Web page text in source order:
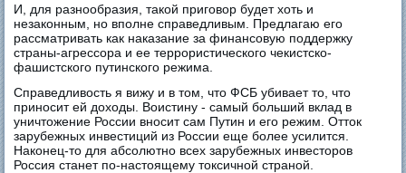
И, для разнообразия, такой приговор будет хоть и
незаконным, но вполне справедливым. Предлагаю его
рассматривать как наказание за финансовую поддержку
страны-агрессора и ее террористического чекистско-
фашистского путинского режима.
Справедливость я вижу и в том, что ФСБ убивает то, что
приносит ей доходы. Воистину - самый больший вклад в
уничтожение России вносит сам Путин и его режим. Отток
зарубежных инвестиций из России еще более усилится.
Наконец-то для абсолютно всех зарубежных инвесторов
Россия станет по-настоящему токсичной страной.